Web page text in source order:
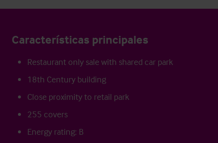
Características principales
Restaurant only sale with shared car park
18th Century building
Close proximity to retail park
255 covers
Energy rating: B